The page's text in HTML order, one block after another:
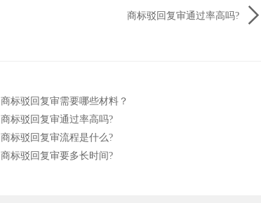

商标驳回复审通过率高吗?
商标驳回复审需要哪些材料？
商标驳回复审通过率高吗?
商标驳回复审流程是什么?
商标驳回复审要多长时间?